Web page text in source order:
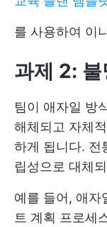
를 사용하여 이
과제 2:
팀이 애자일 방
해체되고 자체
하게 됩니다. 전
립성으로 대체
예를 들어, 애자
트 계획 프로세